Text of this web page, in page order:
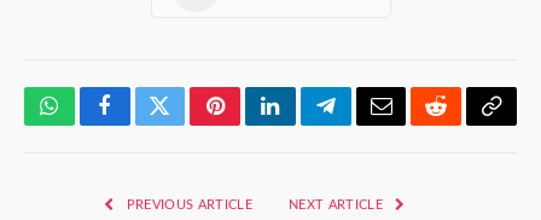
WhatsAppFacebookTwitterPinterestLinkedInTelegramEmailRedditCopy
PREVIOUS ARTICLE NEXT ARTICLE